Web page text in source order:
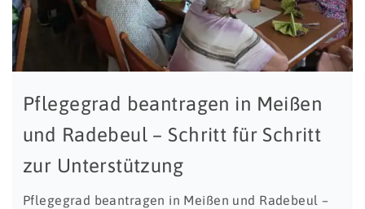
Pflegegrad beantragen in Meißen
und Radebeul – Schritt für Schritt
zur Unterstützung
Pflegegrad beantragen in Meißen und Radebeul –